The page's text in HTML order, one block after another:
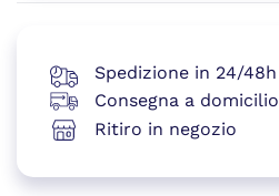
Spedizione in 24/48h
Consegna a domicilio
Ritiro in negozio